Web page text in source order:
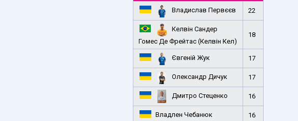
Владислав Первєєв 22
Келвін Сандер
Гомес Де Фрейтас (Келвін Кел)
18
Євгеній Жук 17
Олександр Дичук 17
Дмитро Стеценко 16
Владлен Чебанюк 16